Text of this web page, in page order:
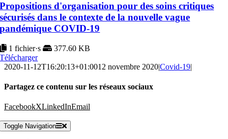
Propositions d'organisation pour des soins critiques
sécurisés dans le contexte de la nouvelle vague
pandémique COVID-19
1 fichier·s
377.60 KB
Télécharger
2020-11-12T16:20:13+01:0012 novembre 2020|Covid-19|
Partagez ce contenu sur les réseaux sociaux
FacebookXLinkedInEmail
Toggle Navigation